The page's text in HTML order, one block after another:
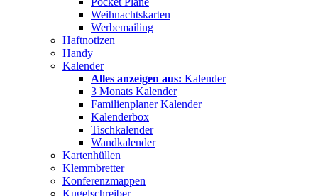
Weihnachtskarten
Werbemailing
Haftnotizen
Handy
Kalender
Alles anzeigen aus: Kalender
3 Monats Kalender
Familienplaner Kalender
Kalenderbox
Tischkalender
Wandkalender
Kartenhüllen
Klemmbretter
Konferenzmappen
Kugelschreiber